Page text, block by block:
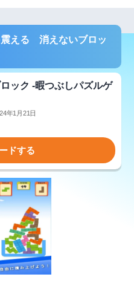
える 消えないブロッ
ック -暇つぶしパズルゲ
年1月21日
ドする